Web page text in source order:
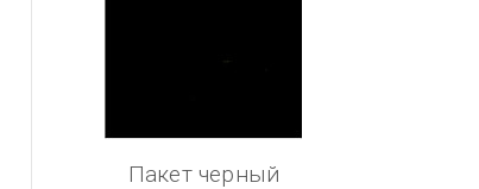
Пакет черный